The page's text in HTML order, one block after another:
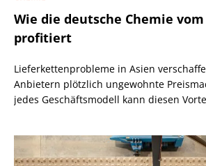
Wie die deutsche Chemie
profitiert
Lieferkettenprobleme in Asien
Anbietern plötzlich ungewohnte
jedes Geschäftsmodell kann diesen